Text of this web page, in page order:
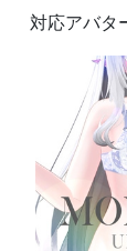
対応アバタ